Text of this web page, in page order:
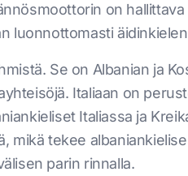
on
luonnottomasti
Se on Albanian ja
Italiaan on
Italiassa ja
mikä tekee
parin rinnalla.